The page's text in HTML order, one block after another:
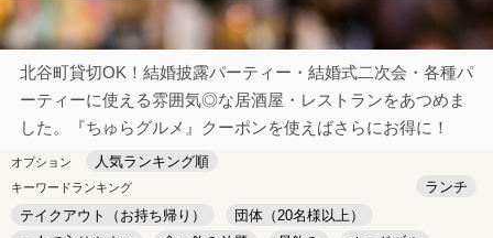
北谷町貸切OK！結婚披露パーティー・結婚式二次会・各種パ
ーティーに使える雰囲気◎な居酒屋・レストランをあつめま
した。『ちゅらグルメ』クーポンを使えばさらにお得に！
オプション 人気ランキング順
キーワードランキング
ランチ
テイクアウト（お持ち帰り）
団体（20名様以上）